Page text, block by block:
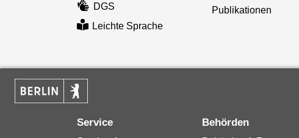
DGS
Leichte Sprache
Publikationen
Service Behörden